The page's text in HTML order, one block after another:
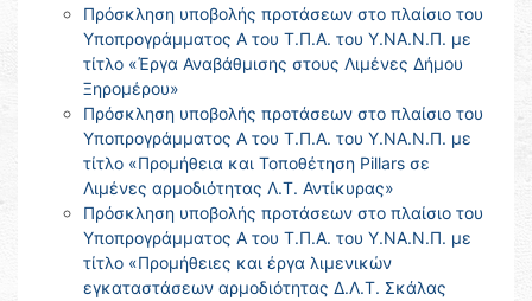
Πρόσκληση υποβολής προτάσεων στο πλαίσιο του
Υποπρογράμματος Α του Τ.Π.Α. του Υ.ΝΑ.Ν.Π. με
τίτλο «Έργα Αναβάθμισης στους Λιμένες Δήμου
Ξηρομέρου»
Πρόσκληση υποβολής προτάσεων στο πλαίσιο του
Υποπρογράμματος Α του Τ.Π.Α. του Υ.ΝΑ.Ν.Π. με
τίτλο «Προμήθεια και Τοποθέτηση Pillars σε
Λιμένες αρμοδιότητας Λ.Τ. Αντίκυρας»
Πρόσκληση υποβολής προτάσεων στο πλαίσιο του
Υποπρογράμματος Α του Τ.Π.Α. του Υ.ΝΑ.Ν.Π. με
τίτλο «Προμήθειες και έργα λιμενικών
εγκαταστάσεων αρμοδιότητας Δ.Λ.Τ. Σκάλας